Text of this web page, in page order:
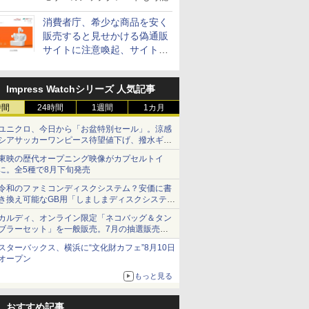
消費者庁、希少な商品を安く
販売すると見せかける偽通販
サイトに注意喚起、サイト名
Impress Watchシリーズ 人気記事
24時間 1週間 1カ月
ニクロ、今日から「お盆特別セール」。涼感
アサッカーワンピース待望値下げ、撥水ギア
ョーツは1990円に
映の歴代オープニング映像がカプセルトイ
。全5種で8月下旬発売
和のファミコンディスクシステム？安価に書
換え可能なGB用「しましまディスクシステ
」
ルディ、オンライン限定「ネコバッグ＆タン
ラーセット」を一般販売。7月の抽選販売の
選無効分
ターバックス、横浜に“文化財カフェ”8月10日
ープン
もっと見る